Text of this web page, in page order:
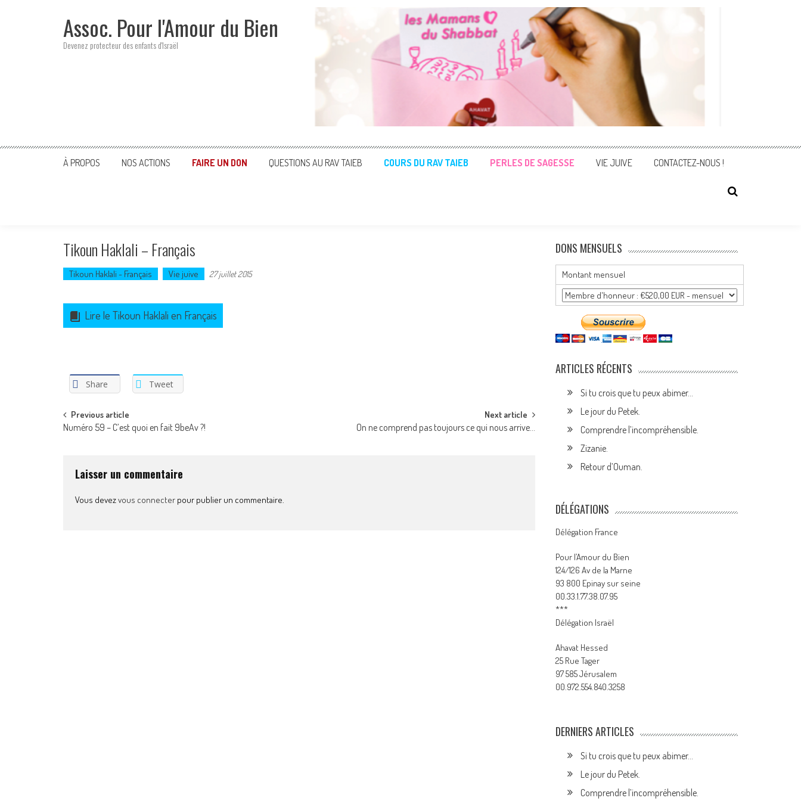
Assoc. Pour l'Amour du Bien
Devenez protecteur des enfants d'Israël
À PROPOS NOS ACTIONS FAIRE UN DON QUESTIONS AU RAV TAIEB COURS DU RAV TAIEB PERLES DE SAGESSE VIE JUIVE CONTACTEZ-NOUS !
Tikoun Haklali – Français
Tikoun Haklali - Français Vie juive 27 juillet 2015
Lire le Tikoun Haklali en Français
Share Tweet
Post
Previous article
Numéro 59 – C’est quoi en fait 9beAv ?!
Next article
On ne comprend pas toujours ce qui nous arrive…
Laisser un commentaire
Vous devezvous connecter pour publier un commentaire.
DONS MENSUELS
Montant mensuel
ARTICLES RÉCENTS
Si tu crois que tu peux abimer…
Le jour du Petek.
Comprendre l’incompréhensible.
Zizanie.
Retour d’Ouman.
DÉLÉGATIONS
Délégation France
Pour l’Amour du Bien
124/126 Av de la Marne
93 800 Epinay sur seine
00.33.1.77.38.07.95
***
Délégation Israël
Ahavat Hessed
25 Rue Tager
97 585 Jérusalem
00.972.554.840.3258
DERNIERS ARTICLES
Si tu crois que tu peux abimer…
Le jour du Petek.
Comprendre l’incompréhensible.